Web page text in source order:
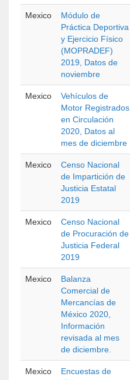
Mexico
Módulo de
Práctica Deportiva
y Ejercicio Físico
(MOPRADEF)
2019, Datos de
noviembre
Mexico
Vehículos de
Motor Registrados
en Circulación
2020, Datos al
mes de diciembre
Mexico
Censo Nacional
de Impartición de
Justicia Estatal
2019
Mexico
Censo Nacional
de Procuración de
Justicia Federal
2019
Mexico
Balanza
Comercial de
Mercancías de
México 2020,
Información
revisada al mes
de diciembre.
Mexico
Encuestas de